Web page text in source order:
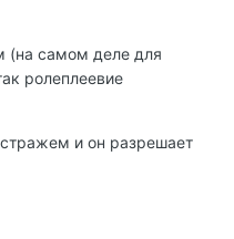
(на самом деле для
ролеплеевие
и он разрешает